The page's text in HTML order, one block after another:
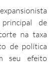
de
na taxa
de política
seu efeito